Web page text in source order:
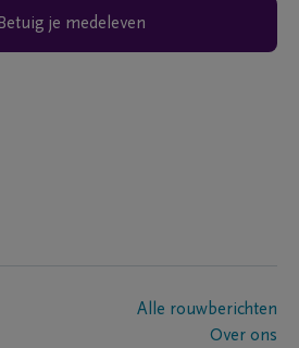
Betuig je medeleven
Alle rouwberichten
Over ons